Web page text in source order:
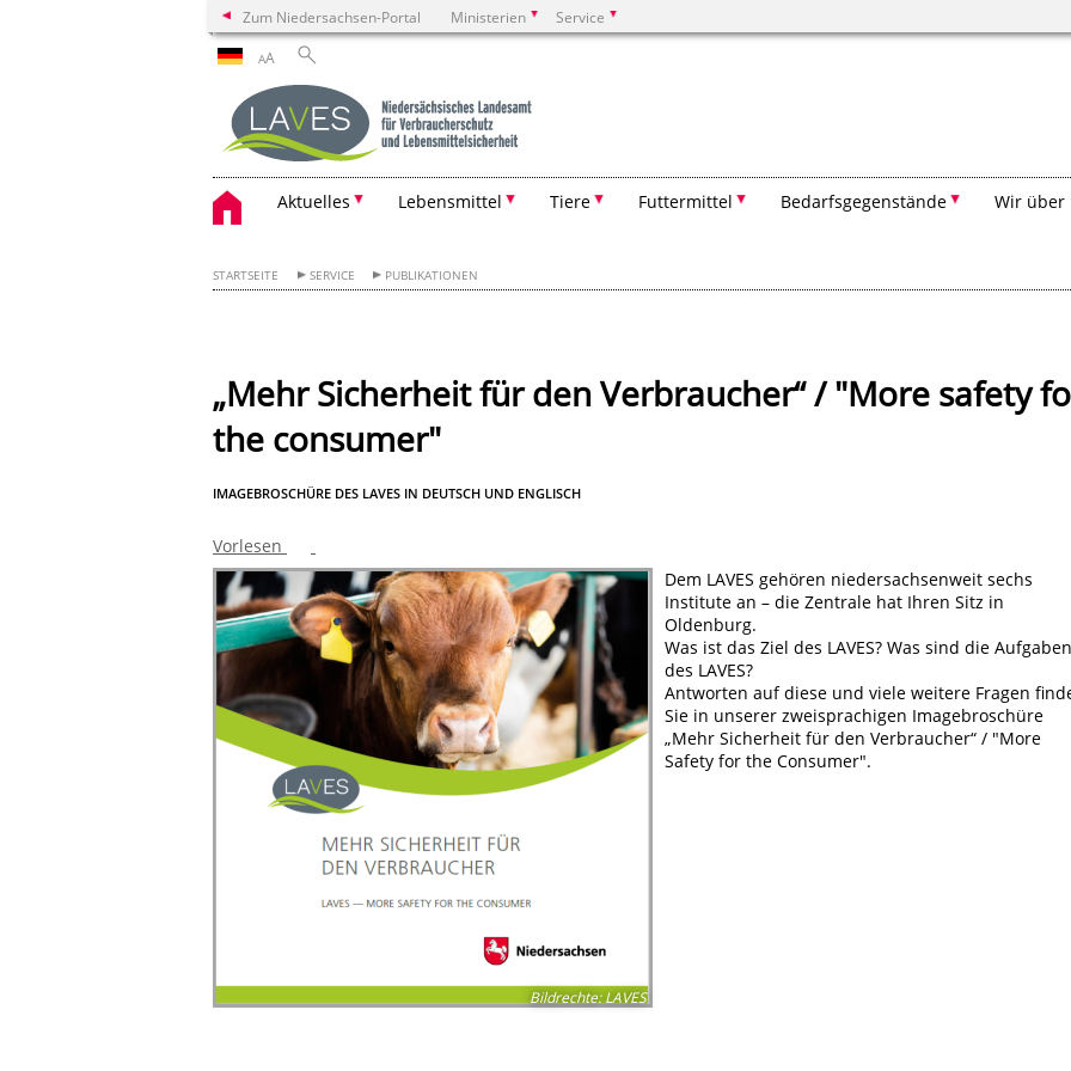
Zum Niedersachsen-Portal Ministerien Service
AA
Aktuelles Lebensmittel Tiere Futtermittel Bedarfsgegenstände Wir über
STARTSEITE SERVICE PUBLIKATIONEN
„Mehr Sicherheit für den Verbraucher“ / "More safety
the consumer"
IMAGEBROSCHÜRE DES LAVES IN DEUTSCH UND ENGLISCH
Vorlesen
Bildrechte:LAVES
Dem LAVES gehören niedersachsenweit sechs
Institute an – die Zentrale hat Ihren Sitz in
Oldenburg.
Was ist das Ziel des LAVES? Was sind die Aufgaben
des LAVES?
Antworten auf diese und viele weitere Fragen
Sie in unserer zweisprachigen Imagebroschüre
„Mehr Sicherheit für den Verbraucher“ / "More
Safety for the Consumer".